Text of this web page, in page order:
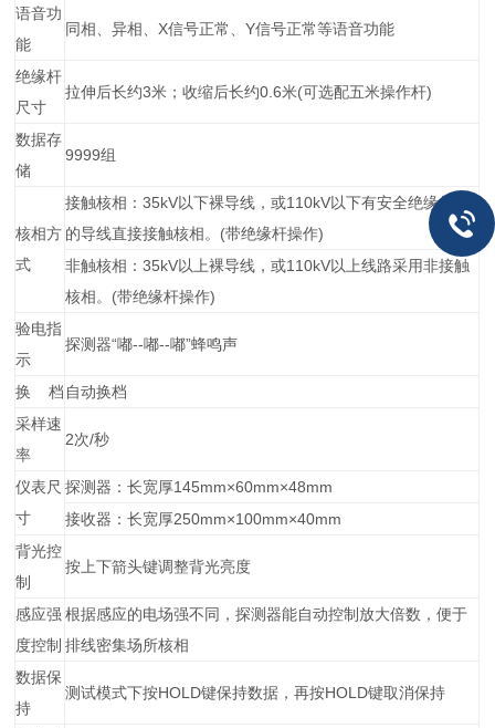
语音功
能
同相、异相、X信号正常、Y信号正常等语音功能
绝缘杆
尺寸
拉伸后长约3米；收缩后长约0.6米(可选配五米操作杆)
数据存
储
9999组
核相方
式
接触核相：35kV以下裸导线，或110kV以下有安全绝缘外皮
的导线直接接触核相。(带绝缘杆操作)
非触核相：35kV以上裸导线，或110kV以上线路采用非接触
核相。(带绝缘杆操作)
验电指
示
探测器“嘟--嘟--嘟”蜂鸣声
换 档 自动换档
采样速
率
2次/秒
仪表尺
寸
探测器：长宽厚145mm×60mm×48mm
接收器：长宽厚250mm×100mm×40mm
背光控
制
按上下箭头键调整背光亮度
感应强
度控制
根据感应的电场强不同，探测器能自动控制放大倍数，便于
排线密集场所核相
数据保
持
测试模式下按HOLD键保持数据，再按HOLD键取消保持